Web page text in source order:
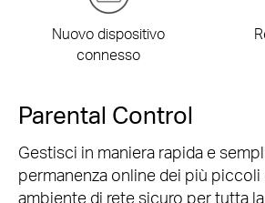
Nuovo dispositivo
connesso
Parental Control
Gestisci in maniera rapida e
permanenza online dei più piccoli
ambiente di rete sicuro per tutta